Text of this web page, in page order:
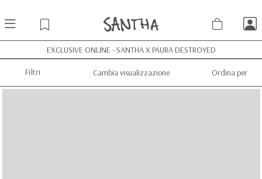
EXCLUSIVE ONLINE - SANTHA X PAURA DESTROYED
Filtri Cambia visualizzazione Ordina per